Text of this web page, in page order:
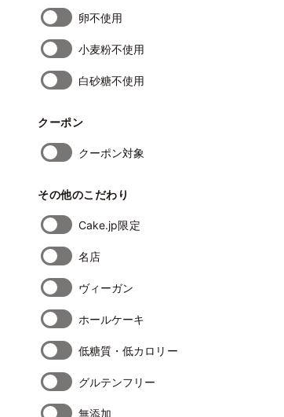
卵不使用
小麦粉不使用
白砂糖不使用
クーポン
クーポン対象
その他のこだわり
Cake.jp限定
名店
ヴィーガン
ホールケーキ
低糖質・低カロリー
グルテンフリー
無添加